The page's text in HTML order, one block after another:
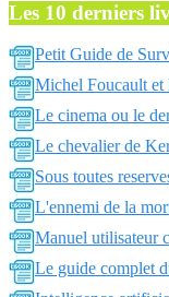
Les 10 derniers
Petit Guide de
Michel Foucault et
Le cinema ou le
Le chevalier de
Sous toutes
L'ennemi de la
Manuel utilisateur
Le guide complet